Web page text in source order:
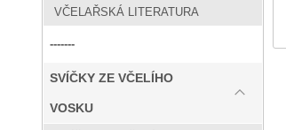
VČELAŘSKÁ LITERATURA
-------
SVÍČKY ZE VČELÍHO
VOSKU